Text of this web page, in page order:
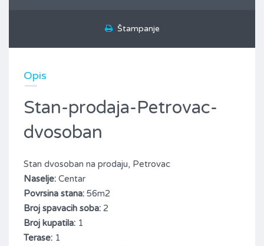
Štampanje
Opis
Stan-prodaja-Petrovac-
dvosoban
Stan dvosoban na prodaju, Petrovac
Naselje: Centar
Povrsina stana: 56m2
Broj spavacih soba: 2
Broj kupatila: 1
Terase: 1